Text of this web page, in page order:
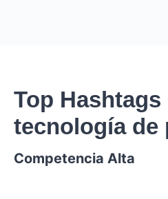
Top Hashtags
tecnología de
Competencia Alta